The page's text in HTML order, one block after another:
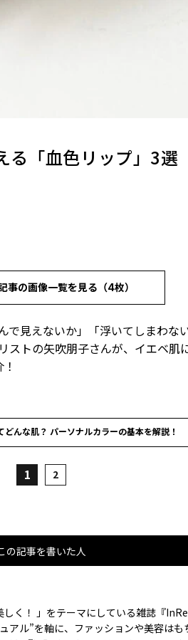
「血色リップ」3選
事の画像一覧を見る（4枚）
で見えないか」「浮いてしまわな
ストの矢吹朋子さんが、イエベ肌
どんな肌？ パーソナルカラーの基本を解説！
1 2
の記事を書いた人
しく！ 」をテーマにしている雑誌『
アル”を軸に、ファッションや美容は